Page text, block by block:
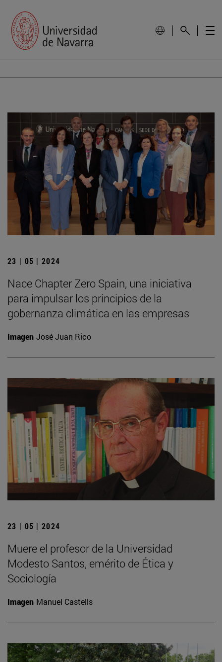
23 | 05 | 2024
Nace Chapter Zero Spain, una iniciativa
para impulsar los principios de la
gobernanza climática en las empresas
Imagen José Juan Rico
23 | 05 | 2024
Muere el profesor de la Universidad
Modesto Santos, emérito de Ética y
Sociología
Imagen Manuel Castells